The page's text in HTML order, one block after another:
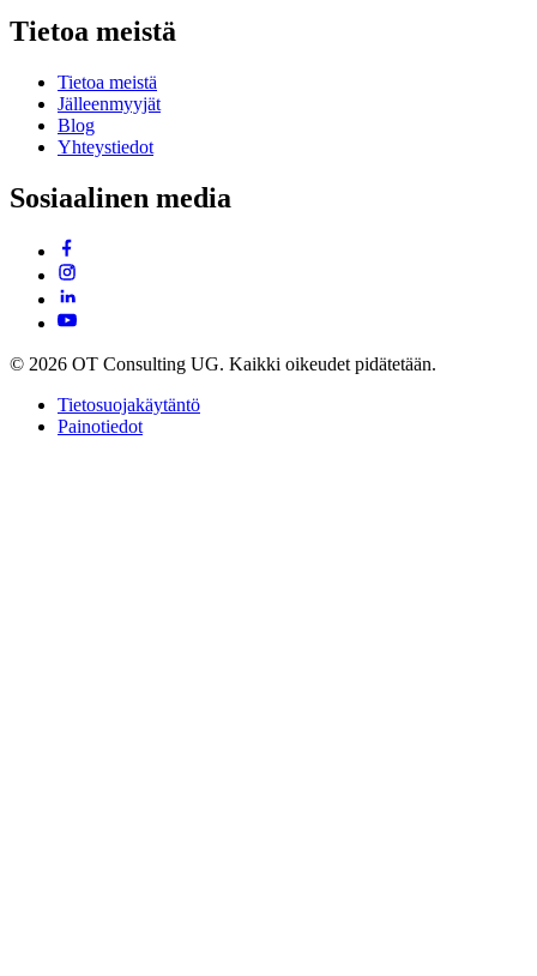
Tietoa meistä
Tietoa meistä
Jälleenmyyjät
Blog
Yhteystiedot
Sosiaalinen media
© 2026 OT Consulting UG. Kaikki oikeudet pidätetään.
Tietosuojakäytäntö
Painotiedot